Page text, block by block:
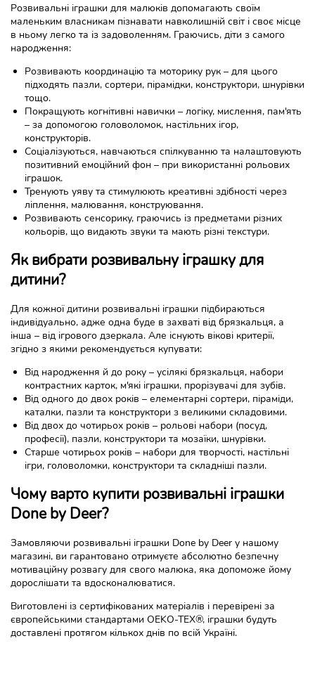
Розвивальні іграшки для малюків допомагають своїм
маленьким власникам пізнавати навколишній світ і своє місце
в ньому легко та із задоволенням. Граючись, діти з самого
народження:
Розвивають координацію та моторику рук – для цього
підходять пазли, сортери, пірамідки, конструктори, шнурівки
тощо.
Покращують когнітивні навички – логіку, мислення, пам'ять
– за допомогою головоломок, настільних ігор,
конструкторів.
Соціалізуються, навчаються спілкуванню та налаштовують
позитивний емоційний фон – при використанні рольових
іграшок.
Тренують уяву та стимулюють креативні здібності через
ліплення, малювання, конструювання.
Розвивають сенсорику, граючись із предметами різних
кольорів, що видають звуки та мають різні текстури.
Як вибрати розвивальну іграшку для
дитини?
Для кожної дитини розвивальні іграшки підбираються
індивідуально, адже одна буде в захваті від брязкальця, а
інша – від ігрового дзеркала. Але існують вікові критерії,
згідно з якими рекомендується купувати:
Від народження й до року – усілякі брязкальця, набори
контрастних карток, м'які іграшки, прорізувачі для зубів.
Від одного до двох років – елементарні сортери, піраміди,
каталки, пазли та конструктори з великими складовими.
Від двох до чотирьох років – рольові набори (посуд,
професії), пазли, конструктори та мозаїки, шнурівки.
Старше чотирьох років – набори для творчості, настільні
ігри, головоломки, конструктори та складніші пазли.
Чому варто купити розвивальні іграшки
Done by Deer?
Замовляючи розвивальні іграшки Done by Deer у нашому
магазині, ви гарантовано отримуєте абсолютно безпечну
мотиваційну розвагу для свого малюка, яка допоможе йому
дорослішати та вдосконалюватися.
Виготовлені із сертифікованих матеріалів і перевірені за
європейськими стандартами OEKO-TEX®, іграшки будуть
доставлені протягом кількох днів по всій Україні.